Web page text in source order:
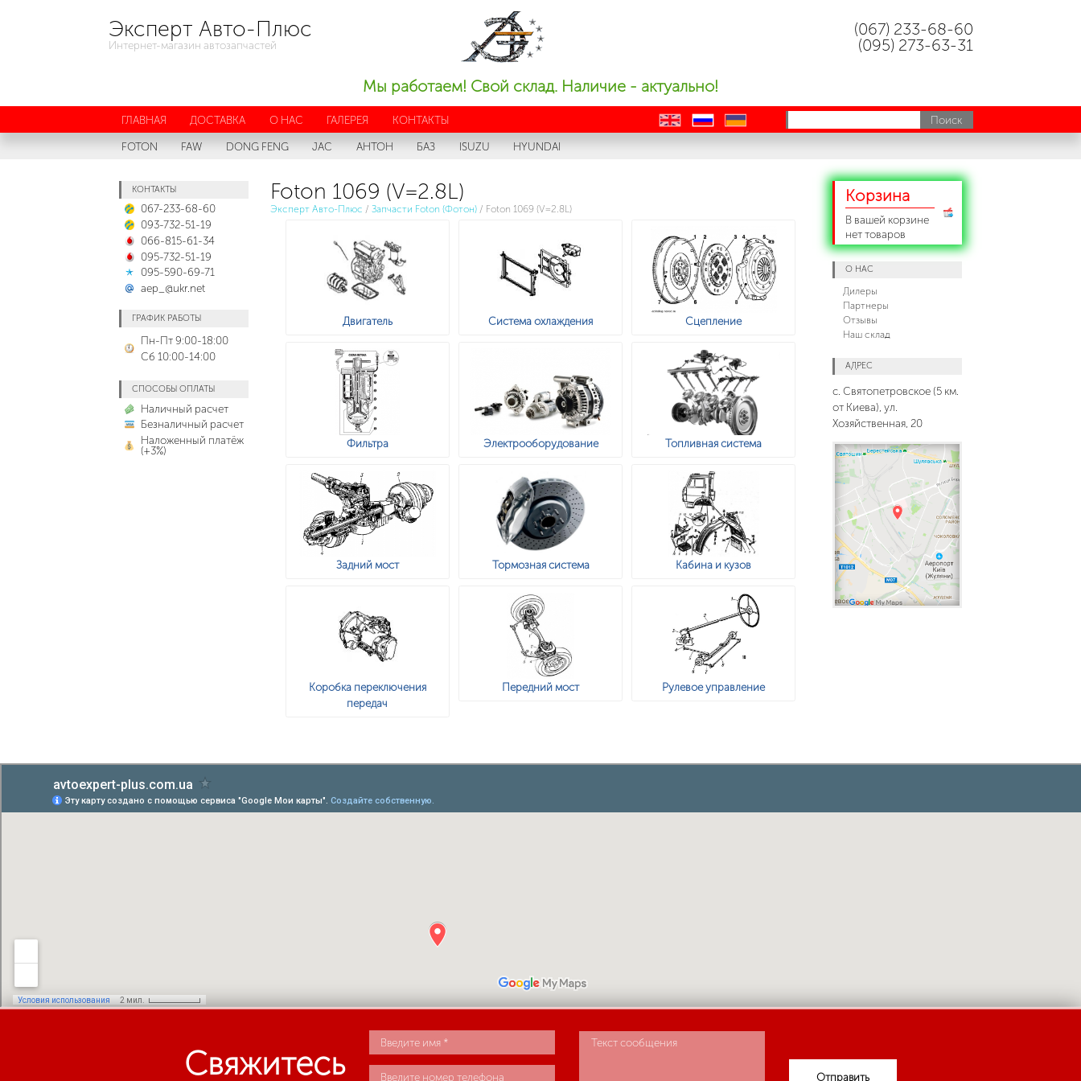
Эксперт Авто-Плюс
Интернет-магазин автозапчастей
(067) 233-68-60
(095) 273-63-31
Мы работаем! Свой склад. Наличие - актуально!
ГЛАВНАЯ ДОСТАВКА О НАС ГАЛЕРЕЯ КОНТАКТЫ en ru
uk
FOTON
FAW DONG FENG JAC АНТОН БАЗ ISUZU HYUNDAI
КОНТАКТЫ
067-233-68-60
093-732-51-19
066-815-61-34
095-732-51-19
095-590-69-71
aep_@ukr.net
ГРАФИК РАБОТЫ
Пн-Пт 9:00-18:00
Сб 10:00-14:00
СПОСОБЫ ОПЛАТЫ
Наличный расчет
Безналичный расчет
Наложенный платёж
(+3%)
Foton 1069 (V=2.8L)
Эксперт Авто-Плюс / Запчасти Foton (Фотон)/ Foton 1069 (V=2.8L)
Двигатель Система охлаждения Сцепление
Фильтра Электрооборудование Топливная система
Задний мост Тормозная система Кабина и кузов
Коробка переключения
передач
Передний мост Рулевое управление
Корзина
В вашей корзине
нет товаров
О НАС
Дилеры
Партнеры
Отзывы
Наш склад
АДРЕС
с. Святопетровское (5 км.
от Киева), ул.
Хозяйственная, 20
Свяжитесь Отправить